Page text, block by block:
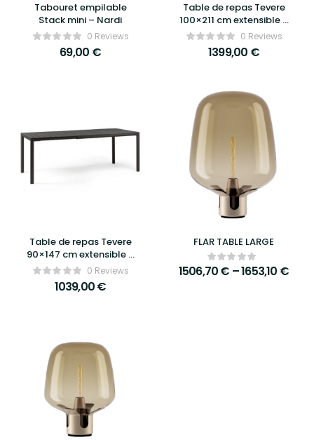
Tabouret empilable
Stack mini – Nardi
0 Reviews
69,00 €
Table de repas Tevere
100×211 cm extensible –
Nardi0 Reviews
1399,00 €
Table de repas Tevere
90×147 cm extensible –
Nardi0 Reviews
1039,00€
FLAR TABLE LARGE
1506,70€ –1653,10 €